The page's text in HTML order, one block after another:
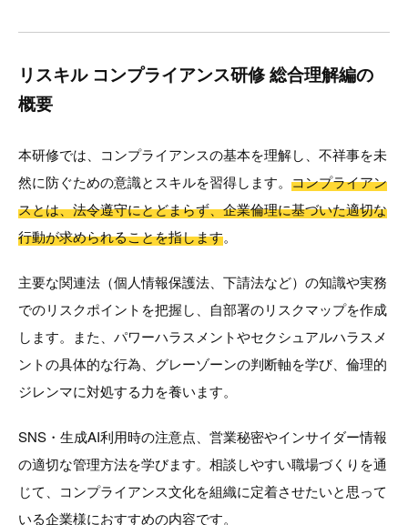
リスキル コンプライアンス研修 総合理解編の
概要
本研修では、コンプライアンスの基本を理解し、不祥事を未
然に防ぐための意識とスキルを習得します。 コンプライアン
スとは、法令遵守にとどまらず、企業倫理に基づいた適切な
行動が求められることを指します。
主要な関連法（個人情報保護法、下請法など）の知識や実務
でのリスクポイントを把握し、自部署のリスクマップを作成
します。また、パワーハラスメントやセクシュアルハラスメ
ントの具体的な行為、グレーゾーンの判断軸を学び、倫理的
ジレンマに対処する力を養います。
SNS・生成AI利用時の注意点、営業秘密やインサイダー情報
の適切な管理方法を学びます。相談しやすい職場づくりを通
じて、コンプライアンス文化を組織に定着させたいと思って
いる企業様におすすめの内容です。